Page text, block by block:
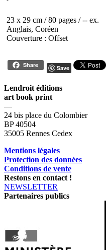
23 x 29 cm / 80 pages / -- ex.
Anglais, Coréen
Couverture : Offset
Share Save
Lendroit éditions
art book print
—
24 bis place du Colombier
BP 40504
35005 Rennes Cedex
Mentions légales
Protection des données
Conditions de vente
Restons en contact !
NEWSLETTER
Partenaires publics